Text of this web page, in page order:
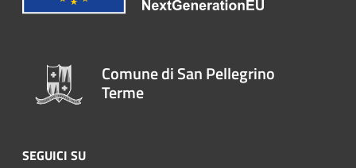
Comune di San Pellegrino
Terme
SEGUICI SU